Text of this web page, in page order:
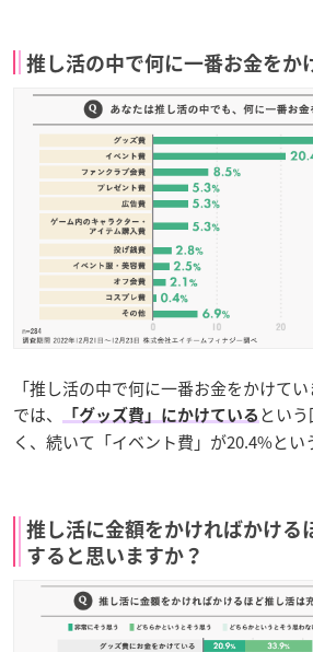
推し活の中で何に一番お金をか
「推し活の中で何に一番お金をかけて
では、
「グッズ費」にかけている とい
く、続いて「イベント費」が20.4%とい
推し活に金額をかければかける
すると思いますか？